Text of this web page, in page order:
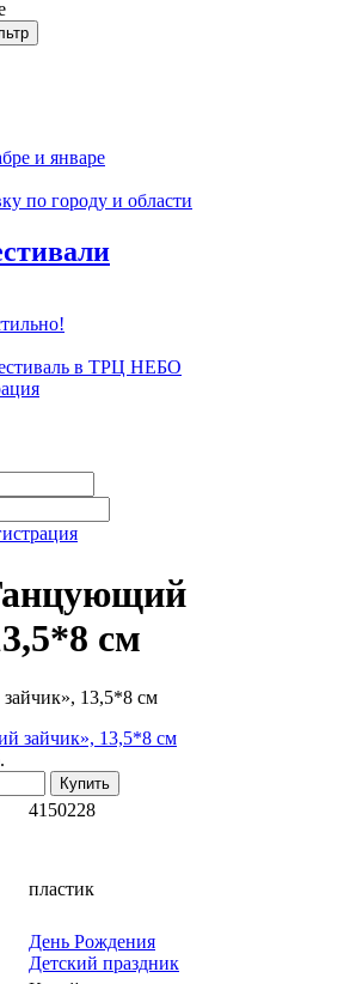
и январе
по городу и области
в ТРЦ НЕБО
см
13,5*8 см
Купить
4150228
пластик
День Рождения
Детский праздник